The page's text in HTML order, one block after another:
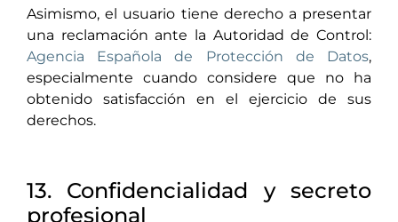
Asimismo, el usuario tiene derecho a presentar
una reclamación ante la Autoridad de Control:
Agencia Española de Protección de Datos,
especialmente cuando considere que no ha
obtenido satisfacción en el ejercicio de sus
derechos.
13. Confidencialidad y secreto
profesional